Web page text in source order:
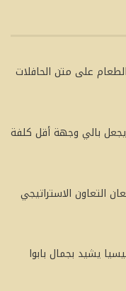
على متن الحافلات
يجعل بالي وجهة أقل كلفة
التعاون الاستراتيجي
يشيد بجمال بابوا